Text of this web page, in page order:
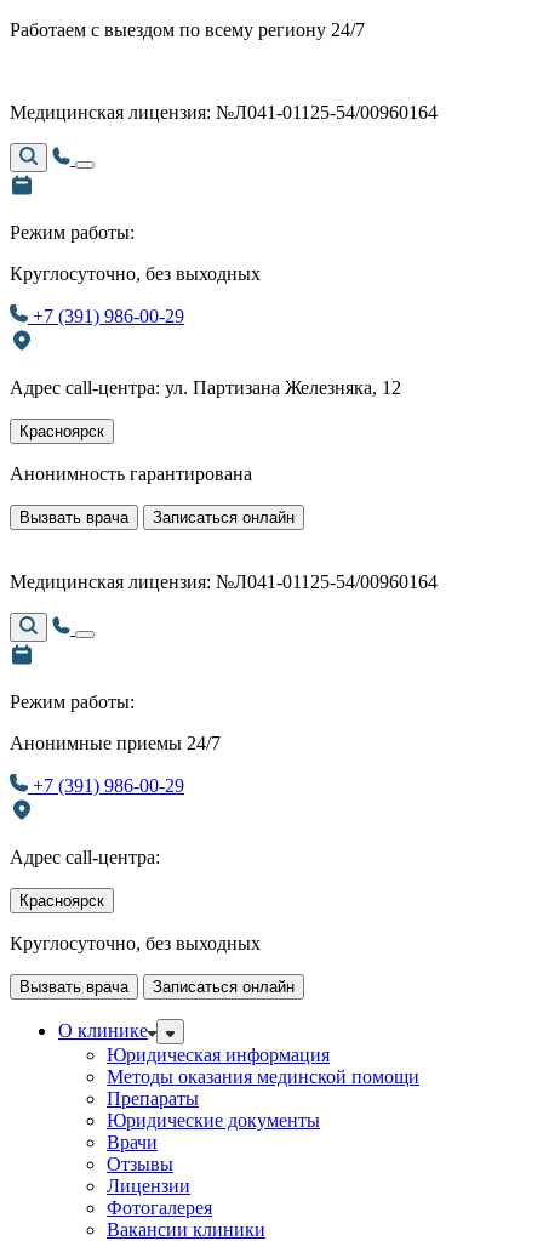
Работаем с выездом по всему региону 24/7
Медицинская лицензия: №Л041-01125-54/00960164
Режим работы:
Круглосуточно, без выходных
+7 (391) 986-00-29
Адрес call-центра: ул. Партизана Железняка, 12
Красноярск
Анонимность гарантирована
Вызвать врача Записаться онлайн
Медицинская лицензия: №Л041-01125-54/00960164
Режим работы:
Анонимные приемы 24/7
+7 (391) 986-00-29
Адрес call-центра:
Красноярск
Круглосуточно, без выходных
Вызвать врача Записаться онлайн
О клинике
Юридическая информация
Методы оказания мединской помощи
Препараты
Юридические документы
Врачи
Отзывы
Лицензии
Фотогалерея
Вакансии клиники